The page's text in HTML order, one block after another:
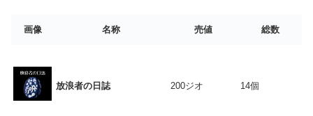
画像 名称 売値 総数
放浪者の日誌 200ジオ 14個